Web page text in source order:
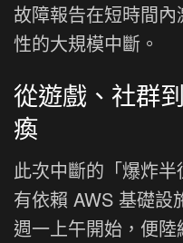
故障報告在短時間
性的大規模中斷。
從遊戲、社群
瘓
此次中斷的「爆炸
有依賴 AWS 基礎設
週一上午開始，便陸